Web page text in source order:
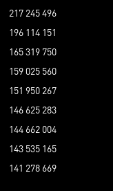
217 245 496
196 114 151
165 319 750
159 025 560
151 950 267
146 625 283
144 662 004
143 535 165
141 278 669